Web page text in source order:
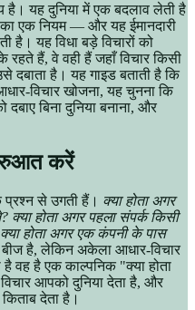
है। यह दुनिया में एक बदलाव लेती है
एक नियम — और यह ईमानदारी
है। यह विधा बड़े विचारों को
हैं, वे वही हैं जहाँ विचार किसी
दबाता है। यह गाइड बताती है कि
विचार खोजना, यह चुनना कि
बिना दुनिया बनाना, और
करें
प्रश्न से उगती हैं। क्या होता अगर
होता अगर पहला संपर्क किसी
होता अगर एक कंपनी के पास
बीज है, लेकिन अकेला आधार-विचार
वह है एक काल्पनिक "क्या होता
आपको दुनिया देता है, और
देता है।